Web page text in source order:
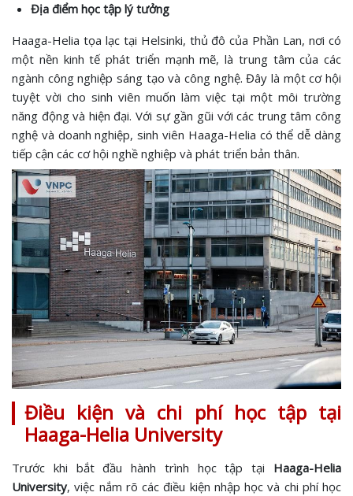
Địa điểm học tập lý tưởng
Haaga-Helia tọa lạc tại Helsinki, thủ đô của Phần Lan, nơi có
một nền kinh tế phát triển mạnh mẽ, là trung tâm của các
ngành công nghiệp sáng tạo và công nghệ. Đây là một cơ hội
tuyệt vời cho sinh viên muốn làm việc tại một môi trường
năng động và hiện đại. Với sự gần gũi với các trung tâm công
nghệ và doanh nghiệp, sinh viên Haaga-Helia có thể dễ dàng
tiếp cận các cơ hội nghề nghiệp và phát triển bản thân.
Điều kiện và chi phí học tập tại
Haaga-Helia University
Trước khi bắt đầu hành trình học tập tại Haaga-Helia
University, việc nắm rõ các điều kiện nhập học và chi phí học